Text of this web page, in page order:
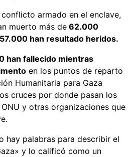
armado en el enclave,
muerto más de 62.000
han resultado heridos.
han fallecido mientras
en los puntos de reparto
Humanitaria para Gaza
cruces por donde pasan los
y otras organizaciones que
hay palabras para describir el
y lo calificó como un